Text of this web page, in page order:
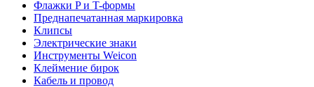
Флажки P и T-формы
Преднапечатанная маркировка
Клипсы
Электрические знаки
Инструменты Weicon
Клеймение бирок
Кабель и провод